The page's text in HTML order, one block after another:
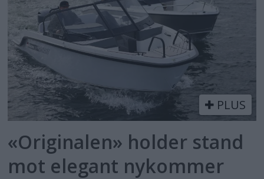
PLUS
«Originalen» holder stand
mot elegant nykommer